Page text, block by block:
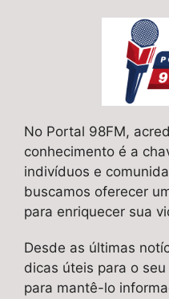
No Portal 98FM,
conhecimento é a
indivíduos e
buscamos oferecer
para enriquecer sua
Desde as últimas
dicas úteis para o
para mantê-lo